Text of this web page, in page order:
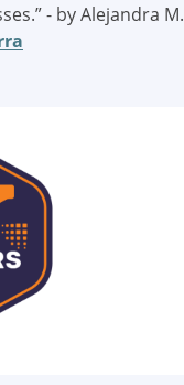
- by Alejandra M.